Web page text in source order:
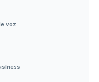
voz